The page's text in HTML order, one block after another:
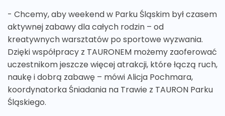
- Chcemy, aby weekend w Parku Śląskim był czasem
aktywnej zabawy dla całych rodzin – od
kreatywnych warsztatów po sportowe wyzwania.
Dzięki współpracy z TAURONEM możemy zaoferować
uczestnikom jeszcze więcej atrakcji, które łączą ruch,
naukę i dobrą zabawę – mówi Alicja Pochmara,
koordynatorka Śniadania na Trawie z TAURON Parku
Śląskiego.